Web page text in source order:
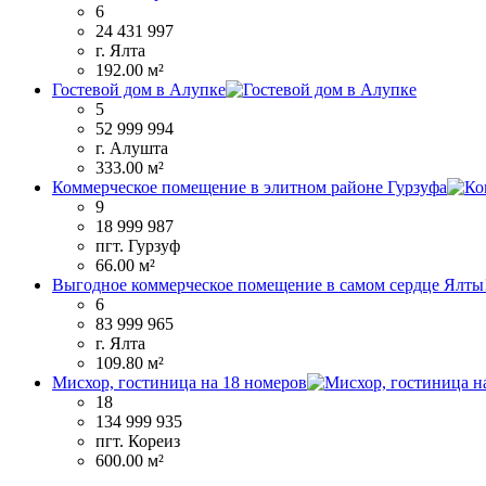
6
24 431 997
г. Ялта
192.00 м²
Гостевой дом в Алупке
5
52 999 994
г. Алушта
333.00 м²
Коммерческое помещение в элитном районе Гурзуфа
9
18 999 987
пгт. Гурзуф
66.00 м²
Выгодное коммерческое помещение в самом сердце
6
83 999 965
г. Ялта
109.80 м²
Мисхор, гостиница на 18 номеров
18
134 999 935
пгт. Кореиз
600.00 м²